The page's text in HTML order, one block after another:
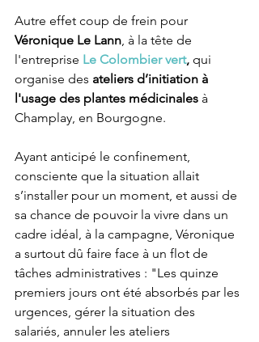
Autre effet coup de frein pour
Véronique Le Lann, à la tête de
l'entreprise Le Colombier vert, qui
organise des ateliers d’initiation à
l'usage des plantes médicinales à
Champlay, en Bourgogne.
Ayant anticipé le confinement,
consciente que la situation allait
s’installer pour un moment, et aussi de
sa chance de pouvoir la vivre dans un
cadre idéal, à la campagne, Véronique
a surtout dû faire face à un flot de
tâches administratives : "Les quinze
premiers jours ont été absorbés par les
urgences, gérer la situation des
salariés, annuler les ateliers